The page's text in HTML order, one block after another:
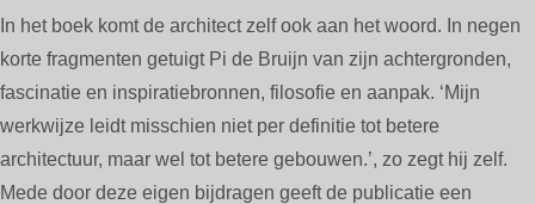
In het boek komt de architect zelf ook aan het woord. In negen
korte fragmenten getuigt Pi de Bruijn van zijn achtergronden,
fascinatie en inspiratiebronnen, filosofie en aanpak. ‘Mijn
werkwijze leidt misschien niet per definitie tot betere
architectuur, maar wel tot betere gebouwen.’, zo zegt hij zelf.
Mede door deze eigen bijdragen geeft de publicatie een